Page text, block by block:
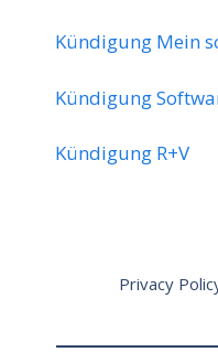
Kündigung Mein
Kündigung
Kündigung R+V
Privacy